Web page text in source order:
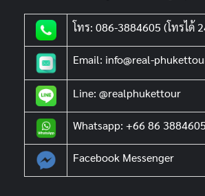
โทร: 086-3884605 (โทรได้
Email: info@real-
Line: @realphukettour
Whatsapp: +66 86 3884605
Facebook Messenger